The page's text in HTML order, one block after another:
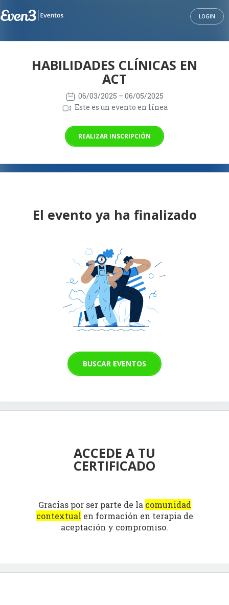
LOGIN
HABILIDADES CLÍNICAS EN
ACT
06/03/2025 – 06/05/2025
Este es un evento en línea
REALIZAR INSCRIPCIÓN
El evento ya ha finalizado
BUSCAR EVENTOS
ACCEDE A TU
CERTIFICADO
Gracias por ser parte de la comunidad
contextual en formación en terapia de
aceptación y compromiso.